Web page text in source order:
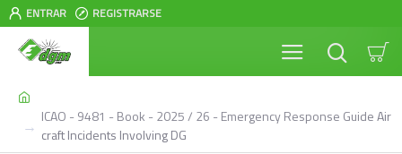
ENTRAR REGISTRARSE
ICAO - 9481 - Book - 2025 / 26 - Emergency Response Guide Air
craft Incidents Involving DG